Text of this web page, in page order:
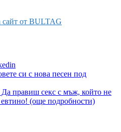
си с нова песен под
правиш секс с мъж, който не
евтино! (още подробности)